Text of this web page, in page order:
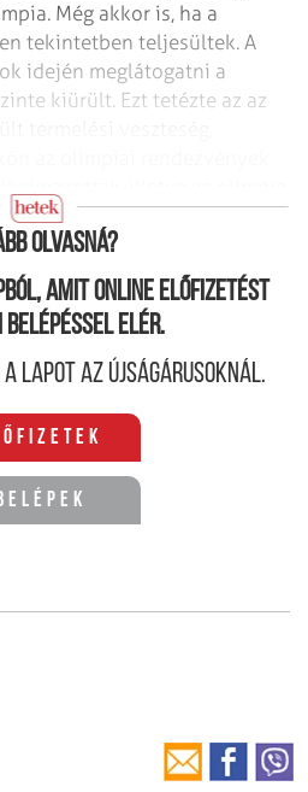
Még akkor is, ha a
tekintetben teljesültek. A
idején meglátogatni a
kiürült. Ezt tetézte az az
kiesése okozott.
olvasná?
amit online előfizetést
belépéssel elér.
a lapot az újságárusoknál.